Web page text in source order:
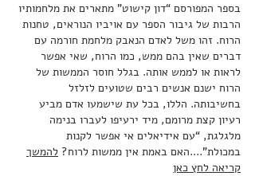
בספר המפורסם “דון קישוט” מתארים את מלחמותיו
הרבות של גיבור הספר עם אויביו הנוראים, טחנות
הרוח. זהו משל לאדם הנאבק מלחמת חורמה עם
דברים שאין בהם ממש, כמו הרוח, שאי אפשר
לראות או לממש אותה. בגלל חוסר הממשות של
הרוח ישנם אנשים רבים שטועים לזלזל
בחשיבותה. הללו, בכל עת שישמעו אדם מביע
רעיון קצת מרומם, מיד ירעיפו לעברו בנימה
מלגלגת, “עם אידיאלים אי אפשר לקנות
במכולת”....האם באמת אין ממשות לרוח? להמשך
קריאה לחץ כאן